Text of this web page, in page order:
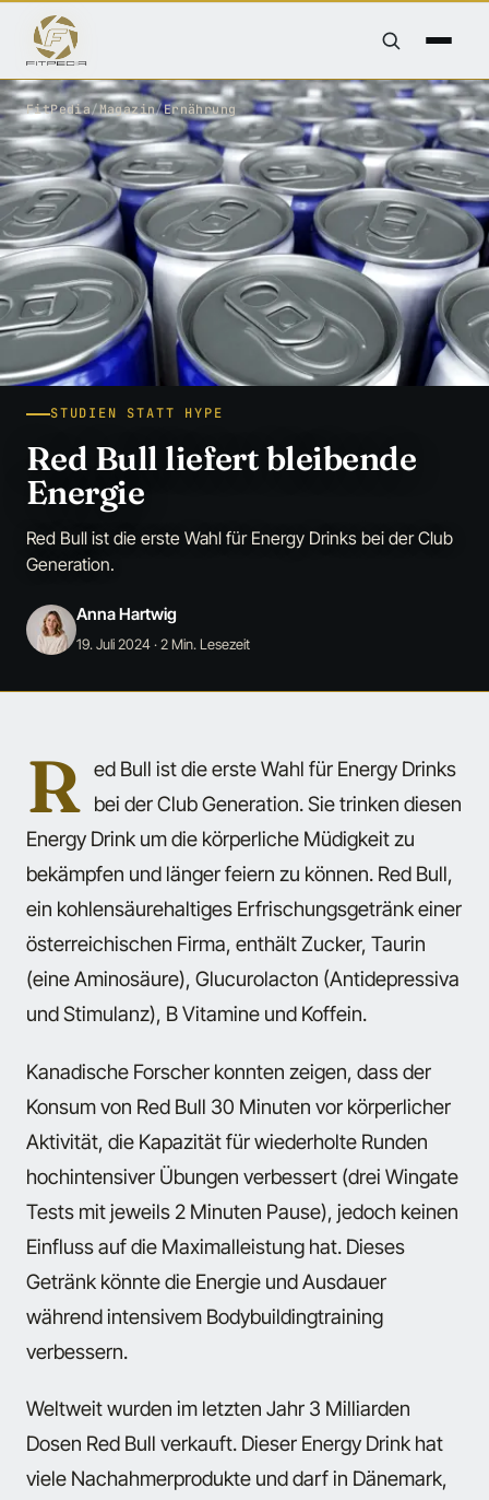
FitPedia/Magazin/Ernährung
STUDIEN STATT HYPE
Red Bull liefert bleibende
Energie
Red Bull ist die erste Wahl für Energy Drinks bei der Club
Generation.
Anna Hartwig
19. Juli 2024· 2 Min. Lesezeit
R ed Bull ist die erste Wahl für Energy Drinks
bei der Club Generation. Sie trinken diesen
Energy Drink um die körperliche Müdigkeit zu
bekämpfen und länger feiern zu können. Red Bull,
ein kohlensäurehaltiges Erfrischungsgetränk einer
österreichischen Firma, enthält Zucker, Taurin
(eine Aminosäure), Glucurolacton (Antidepressiva
und Stimulanz), B Vitamine und Koffein.
Kanadische Forscher konnten zeigen, dass der
Konsum von Red Bull 30 Minuten vor körperlicher
Aktivität, die Kapazität für wiederholte Runden
hochintensiver Übungen verbessert (drei Wingate
Tests mit jeweils 2 Minuten Pause), jedoch keinen
Einfluss auf die Maximalleistung hat. Dieses
Getränk könnte die Energie und Ausdauer
während intensivem Bodybuildingtraining
verbessern.
Weltweit wurden im letzten Jahr 3 Milliarden
Dosen Red Bull verkauft. Dieser Energy Drink hat
viele Nachahmerprodukte und darf in Dänemark,